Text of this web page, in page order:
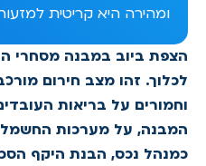
ומהירה היא קריטית
הצפת ביוב במבנה מסחרי
לכלוך. זהו מצב חירום
וחמורים על בריאות
המבנה, על מערכות
כמנהל נכס, הבנת היקף